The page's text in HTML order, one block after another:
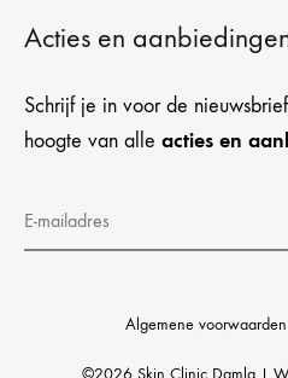
Acties en
Schrijf je in voor de
hoogte van alle acties en
Algemene voorwaarden